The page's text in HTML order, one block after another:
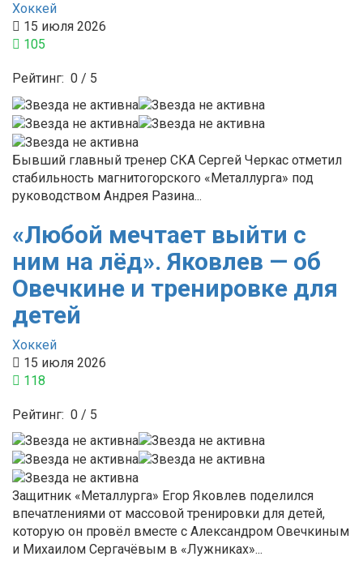
Хоккей
15 июля 2026
105
Рейтинг: 0 / 5
Бывший главный тренер СКА Сергей Черкас отметил
стабильность магнитогорского «Металлурга» под
руководством Андрея Разина...
«Любой мечтает выйти с
ним на лёд». Яковлев — об
Овечкине и тренировке для
детей
Хоккей
15 июля 2026
118
Рейтинг: 0 / 5
Защитник «Металлурга» Егор Яковлев поделился
впечатлениями от массовой тренировки для детей,
которую он провёл вместе с Александром Овечкиным
и Михаилом Сергачёвым в «Лужниках»...